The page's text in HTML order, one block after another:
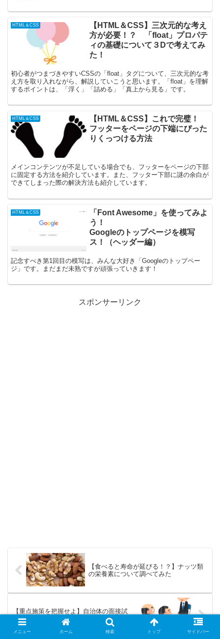
HTML＆CSS
【HTML＆CSS】三次元的な考え
方が必要！？ 「float」プロパテ
ィの基礎について３Dで考えてみ
た！
初心者がつまづきやすいCSSの「float」タグについて、三次元的な考
え方を取り入れながら、解説していこうと思います。「float」を理解
するポイントは、「浮く」「詰める」「真上から見る」です。
HTML＆CSS
【HTML＆CSS】これで完璧！
フッターをページの下端にぴった
りくっつける方法
メインコンテンツが不足している場合でも、フッターをページの下部
に固定する方法を紹介しています。また、フッター下部に謎の余白が
できてしまった際の解決方法も紹介しています。
HTML＆CSS
「Font Awesome」を使ってみよ
う！
Googleのトップページを模写
ス！（ヘッダー編）
記念すべき第1回目の模写は、みんな大好き「Googleのトップペー
ジ」です。まだまだ未熟ですが頑張っていきます！
スポンサーリンク
【食べると寿命が延びる！？】ナッツ類
の栄養素について調べてみた
【重点施策を把握せよ】自治体の面接試
験で他者に差をつけて合格する方法
メニュー ホーム 検索 トップ サイドバー